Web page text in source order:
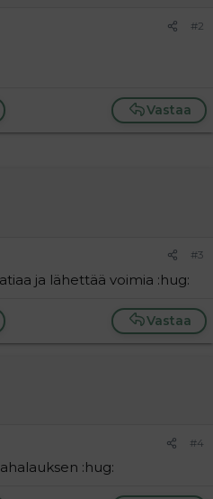
#2
Vastaa
#3
ja lähettää voimia :hug:
Vastaa
#4
:hug: